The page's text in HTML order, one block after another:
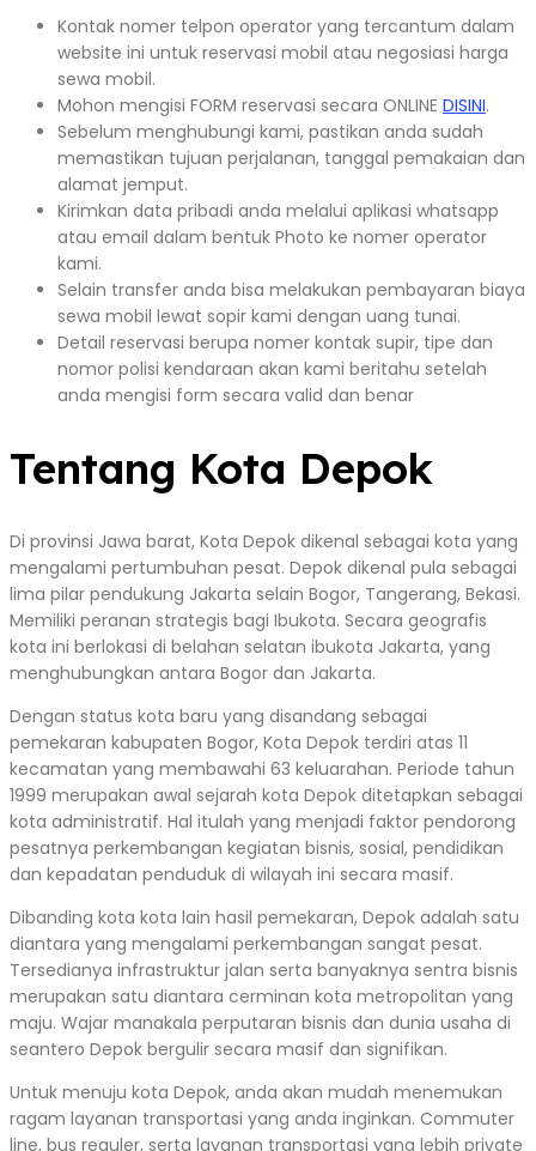
Kontak nomer telpon operator yang tercantum dalam
website ini untuk reservasi mobil atau negosiasi harga
sewa mobil.
Mohon mengisi FORM reservasi secara ONLINE DISINI.
Sebelum menghubungi kami, pastikan anda sudah
memastikan tujuan perjalanan, tanggal pemakaian dan
alamat jemput.
Kirimkan data pribadi anda melalui aplikasi whatsapp
atau email dalam bentuk Photo ke nomer operator
kami.
Selain transfer anda bisa melakukan pembayaran biaya
sewa mobil lewat sopir kami dengan uang tunai.
Detail reservasi berupa nomer kontak supir, tipe dan
nomor polisi kendaraan akan kami beritahu setelah
anda mengisi form secara valid dan benar
Tentang Kota Depok
Di provinsi Jawa barat, Kota Depok dikenal sebagai kota yang
mengalami pertumbuhan pesat. Depok dikenal pula sebagai
lima pilar pendukung Jakarta selain Bogor, Tangerang, Bekasi.
Memiliki peranan strategis bagi Ibukota. Secara geografis
kota ini berlokasi di belahan selatan ibukota Jakarta, yang
menghubungkan antara Bogor dan Jakarta.
Dengan status kota baru yang disandang sebagai
pemekaran kabupaten Bogor, Kota Depok terdiri atas 11
kecamatan yang membawahi 63 keluarahan. Periode tahun
1999 merupakan awal sejarah kota Depok ditetapkan sebagai
kota administratif. Hal itulah yang menjadi faktor pendorong
pesatnya perkembangan kegiatan bisnis, sosial, pendidikan
dan kepadatan penduduk di wilayah ini secara masif.
Dibanding kota kota lain hasil pemekaran, Depok adalah satu
diantara yang mengalami perkembangan sangat pesat.
Tersedianya infrastruktur jalan serta banyaknya sentra bisnis
merupakan satu diantara cerminan kota metropolitan yang
maju. Wajar manakala perputaran bisnis dan dunia usaha di
seantero Depok bergulir secara masif dan signifikan.
Untuk menuju kota Depok, anda akan mudah menemukan
ragam layanan transportasi yang anda inginkan. Commuter
line, bus reguler, serta layanan transportasi yang lebih private